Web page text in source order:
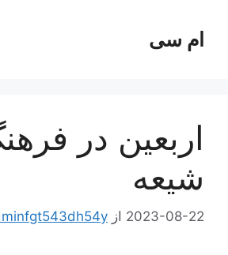
محتواام سی
اربعین در
شیعه
2023-08-22 از